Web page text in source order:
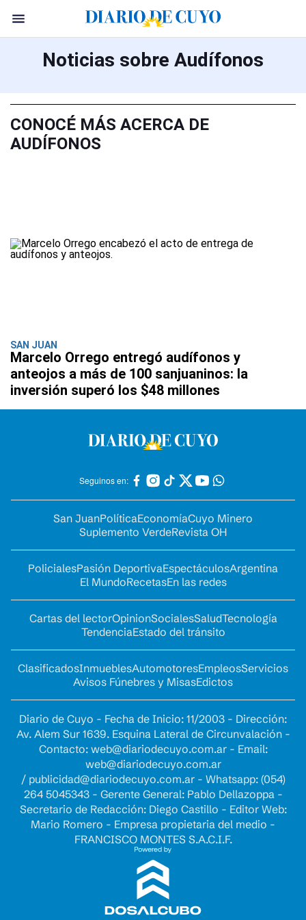
Noticias sobre Audífonos
CONOCÉ MÁS ACERCA DE
AUDÍFONOS
SAN JUAN
Marcelo Orrego entregó audífonos y
anteojos a más de 100 sanjuaninos: la
inversión superó los $48 millones
Seguinos en:
San JuanPolíticaEconomíaCuyo Minero
Suplemento VerdeRevista OH
PolicialesPasión DeportivaEspectáculosArgentina
El MundoRecetasEn las redes
Cartas del lectorOpinionSocialesSaludTecnología
TendenciaEstado del tránsito
ClasificadosInmueblesAutomotoresEmpleosServicios
Avisos Fúnebres y MisasEdictos
Diario de Cuyo - Fecha de Inicio: 11/2003 - Dirección:
Av. Alem Sur 1639. Esquina Lateral de Circunvalación -
Contacto: web@diariodecuyo.com.ar- Email:
web@diariodecuyo.com.ar
/ publicidad@diariodecuyo.com.ar- Whatsapp: (054)
264 5045343 - Gerente General: Pablo Dellazoppa -
Secretario de Redacción: Diego Castillo - Editor Web:
Mario Romero - Empresa propietaria del medio -
FRANCISCO MONTES S.A.C.I.F.